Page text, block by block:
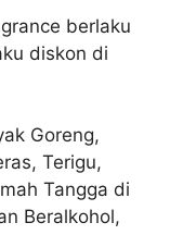
berlaku
diskon di
Goreng,
Terigu,
Tangga di
Beralkohol,